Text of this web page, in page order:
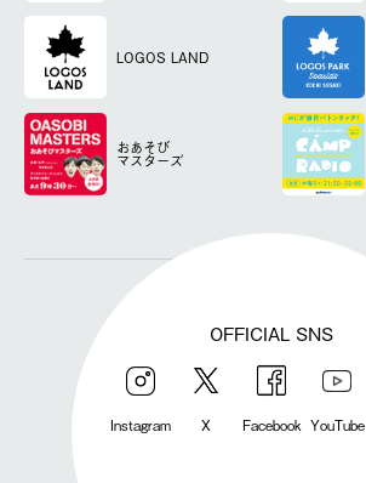
LOGOS LAND
おあそび
マスターズ
OFFICIAL SNS
Instagram X Facebook YouTube